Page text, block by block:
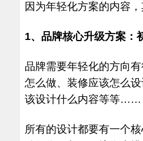
因为年轻化方案的内容
1、品牌核心升级方案：
品牌需要年轻化的方向
怎么做、装修应该怎么
该设计什么内容等等……
所有的设计都要有一个